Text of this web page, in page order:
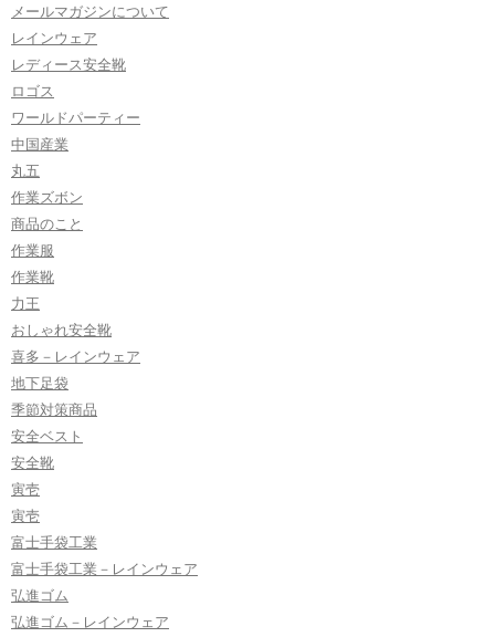
メールマガジンについて
レインウェア
レディース安全靴
ロゴス
ワールドパーティー
中国産業
丸五
作業ズボン
商品のこと
作業服
作業靴
力王
おしゃれ安全靴
喜多－レインウェア
地下足袋
季節対策商品
安全ベスト
安全靴
寅壱
寅壱
富士手袋工業
富士手袋工業－レインウェア
弘進ゴム
弘進ゴム－レインウェア